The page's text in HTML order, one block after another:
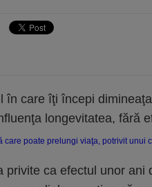
în care îţi începi
longevitatea, fără
privite ca efectul unor ani